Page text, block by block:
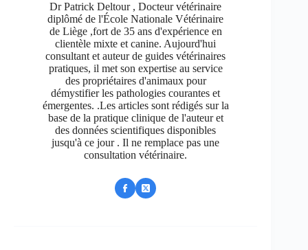
Dr Patrick Deltour , Docteur vétérinaire
diplômé de l'École Nationale Vétérinaire
de Liège ,fort de 35 ans d'expérience en
clientèle mixte et canine. Aujourd'hui
consultant et auteur de guides vétérinaires
pratiques, il met son expertise au service
des propriétaires d'animaux pour
démystifier les pathologies courantes et
émergentes. .Les articles sont rédigés sur la
base de la pratique clinique de l'auteur et
des données scientifiques disponibles
jusqu'à ce jour . Il ne remplace pas une
consultation vétérinaire.